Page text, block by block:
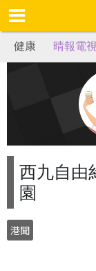
健康 晴報電視
西九自由
園
港聞